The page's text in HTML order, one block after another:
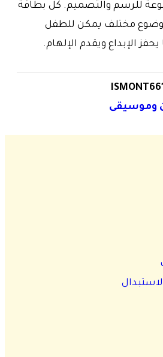
للرسم والتصميم. كل بطاقة
مختلف يمكن للطفل
الإبداع ويقدم الإلهام.
وموسيقى